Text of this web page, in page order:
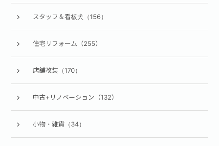
スタッフ＆看板犬（156）
住宅リフォーム（255）
店舗改装（170）
中古+リノベーション（132）
小物・雑貨（34）